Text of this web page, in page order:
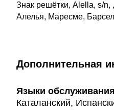
Знак решётки, Alella, s/n,
Алелья, Маресме,
Дополнительная
Языки
Каталанский,